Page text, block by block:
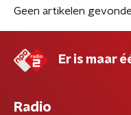
Geen artikelen
Er is maar
Radio